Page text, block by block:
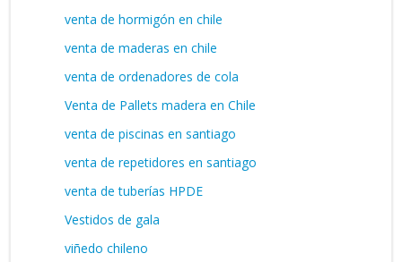
venta de hormigón en chile
venta de maderas en chile
venta de ordenadores de cola
Venta de Pallets madera en Chile
venta de piscinas en santiago
venta de repetidores en santiago
venta de tuberías HPDE
Vestidos de gala
viñedo chileno